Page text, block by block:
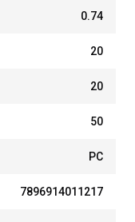
0.74
20
20
50
PC
7896914011217